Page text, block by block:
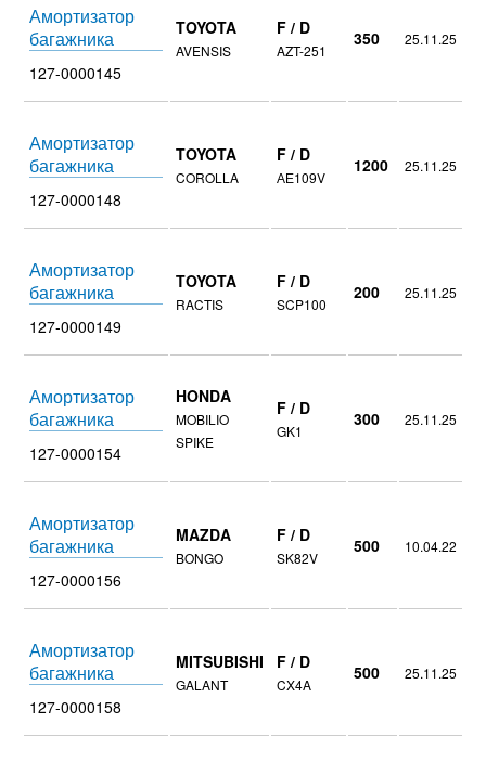
Амортизатор
багажника
127-0000145
TOYOTA
AVENSIS
F / D
AZT-251
350 25.11.25
Амортизатор
багажника
127-0000148
TOYOTA
COROLLA
F / D
АЕ109V
1200 25.11.25
Амортизатор
багажника
127-0000149
TOYOTA
RACTIS
F / D
SCP100
200 25.11.25
Амортизатор
багажника
127-0000154
HONDA
MOBILIO
SPIKE
F / D
GK1
300 25.11.25
Амортизатор
багажника
127-0000156
MAZDA
BONGO
F / D
SK82V
500 10.04.22
Амортизатор
багажника
127-0000158
MITSUBISHI
GALANT
F / D
CX4A
500 25.11.25